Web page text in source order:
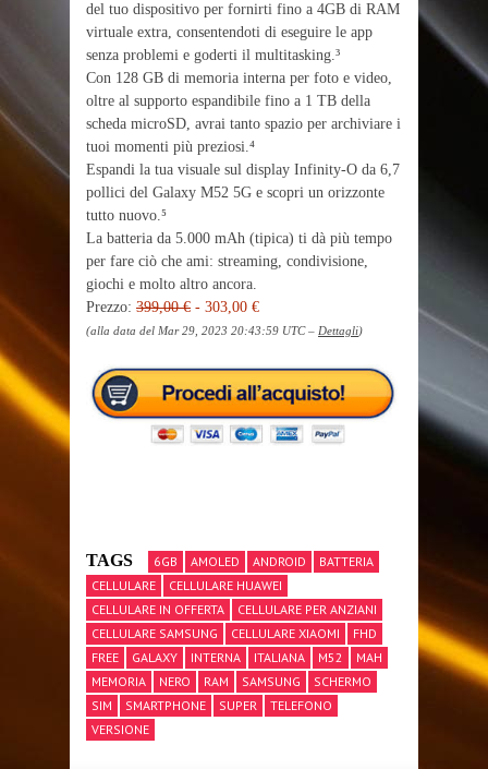
del tuo dispositivo per fornirti fino a 4GB di RAM
virtuale extra, consentendoti di eseguire le app
senza problemi e goderti il multitasking.³
Con 128 GB di memoria interna per foto e video,
oltre al supporto espandibile fino a 1 TB della
scheda microSD, avrai tanto spazio per archiviare i
tuoi momenti più preziosi.⁴
Espandi la tua visuale sul display Infinity-O da 6,7
​​pollici del Galaxy M52 5G e scopri un orizzonte
tutto nuovo.⁵
La batteria da 5.000 mAh (tipica) ti dà più tempo
per fare ciò che ami: streaming, condivisione,
giochi e molto altro ancora.
Prezzo: 399,00 € - 303,00 €
(alla data del Mar 29, 2023 20:43:59 UTC – Dettagli)
TAGS 6GB AMOLED ANDROID
BATTERIA
CELLULARE
CELLULARE HUAWEI
CELLULARE IN OFFERTA
CELLULARE PER ANZIANI
CELLULARE SAMSUNG
CELLULARE XIAOMI
FHD
FREE
GALAXY INTERNA ITALIANA M52
MAH
MEMORIA
NERO RAM SAMSUNG
SCHERMO
SIM
SMARTPHONE SUPER
TELEFONO
VERSIONE